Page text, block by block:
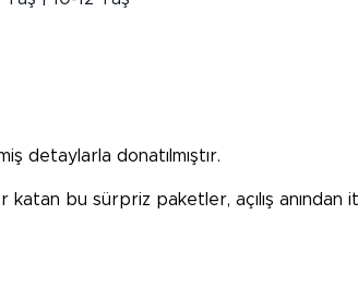
detaylarla donatılmıştır.
katan bu sürpriz paketler, açılış